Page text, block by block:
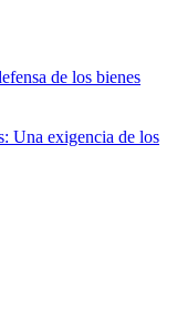
de los bienes
Una exigencia de los